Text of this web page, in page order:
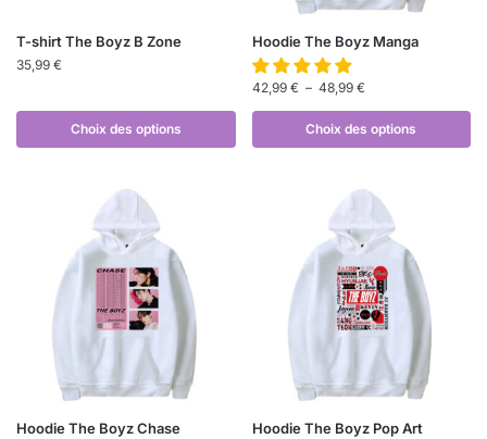
T-shirt The Boyz B Zone
35,99 €
Choix des options
Hoodie The Boyz Manga
42,99 € – 48,99 €
Choix des options
Hoodie The Boyz Chase Hoodie The Boyz Pop Art